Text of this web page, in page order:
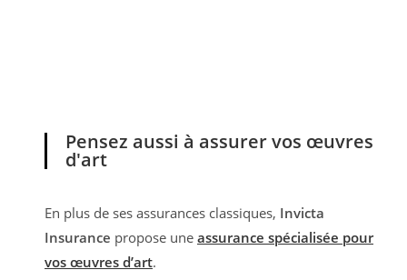
Pensez aussi à assurer vos œuvres
d'art
En plus de ses assurances classiques, Invicta
Insurance propose une assurance spécialisée pour
vos œuvres d’art.